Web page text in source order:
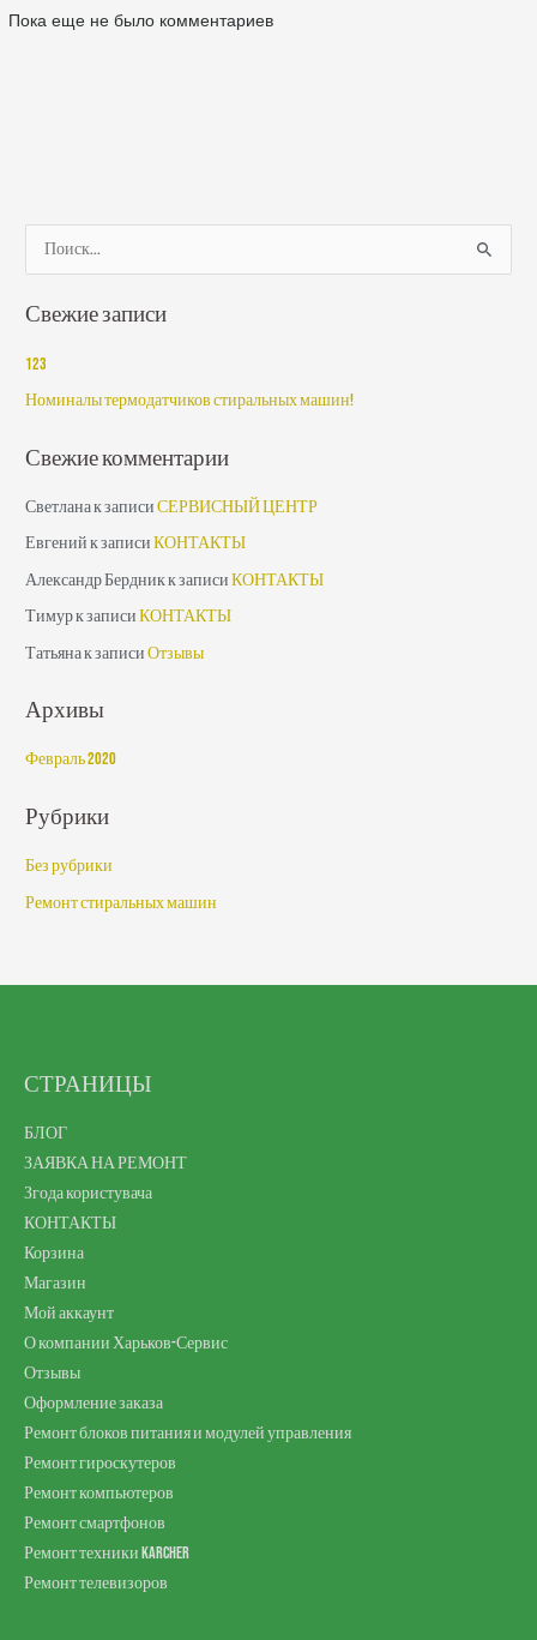
Пока еще не было комментариев
и
Свежие записи
123
Номиналы термодатчиков стиральных машин!
Свежие комментарии
Светланак записиСЕРВИСНЫЙ ЦЕНТР
Евгенийк записиКОНТАКТЫ
Александр Бердникк записиКОНТАКТЫ
Тимурк записиКОНТАКТЫ
Татьянак записиОтзывы
Архивы
Февраль 2020
Рубрики
Без рубрики
Ремонт стиральных машин
СТРАНИЦЫ
БЛОГ
ЗАЯВКА НА РЕМОНТ
Згода користувача
КОНТАКТЫ
Корзина
Магазин
Мой аккаунт
О компании Харьков-Сервис
Отзывы
Оформление заказа
Ремонт блоков питания и модулей управления
Ремонт гироскутеров
Ремонт компьютеров
Ремонт смартфонов
Ремонт техники Karcher
Ремонт телевизоров